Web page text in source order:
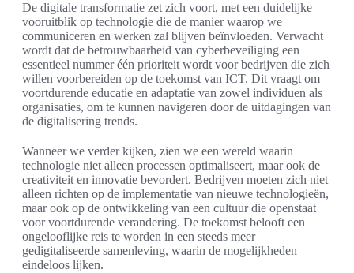
De digitale transformatie zet zich voort, met een duidelijke
vooruitblik op technologie die de manier waarop we
communiceren en werken zal blijven beïnvloeden. Verwacht
wordt dat de betrouwbaarheid van cyberbeveiliging een
essentieel nummer één prioriteit wordt voor bedrijven die zich
willen voorbereiden op de toekomst van ICT. Dit vraagt om
voortdurende educatie en adaptatie van zowel individuen als
organisaties, om te kunnen navigeren door de uitdagingen van
de digitalisering trends.
Wanneer we verder kijken, zien we een wereld waarin
technologie niet alleen processen optimaliseert, maar ook de
creativiteit en innovatie bevordert. Bedrijven moeten zich niet
alleen richten op de implementatie van nieuwe technologieën,
maar ook op de ontwikkeling van een cultuur die openstaat
voor voortdurende verandering. De toekomst belooft een
ongelooflijke reis te worden in een steeds meer
gedigitaliseerde samenleving, waarin de mogelijkheden
eindeloos lijken.